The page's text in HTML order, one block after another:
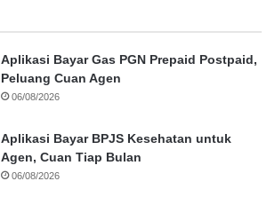
Aplikasi Bayar Gas PGN Prepaid Postpaid,
Peluang Cuan Agen
06/08/2026
Aplikasi Bayar BPJS Kesehatan untuk
Agen, Cuan Tiap Bulan
06/08/2026